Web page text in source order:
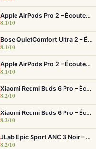
Apple AirPods Pro 2 – Écouteurs True Wireless ANC USB-C Blancs
8.1/10
Bose QuietComfort Ultra 2 – Écouteurs ANC intra-auriculaires avec son immersif
8.1/10
Apple AirPods Pro 2 – Écouteurs True Wireless ANC USB-C Blancs
8.1/10
Xiaomi Redmi Buds 6 Pro – Écouteurs ANC confortables au rapport qualité-prix solide
8.2/10
Xiaomi Redmi Buds 6 Pro – Écouteurs ANC confortables au rapport qualité-prix solide
8.2/10
JLab Epic Sport ANC 3 Noir – Écouteurs Sport ANC IP66 Double Driver
8.2/10